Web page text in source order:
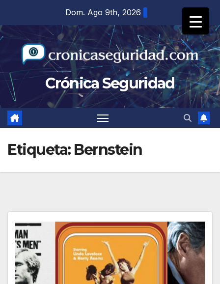
contenido
Dom. Ago 9th, 2026
Crónica Seguridad
Etiqueta: Bernstein